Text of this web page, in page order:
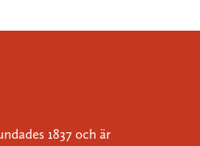
1837 och är